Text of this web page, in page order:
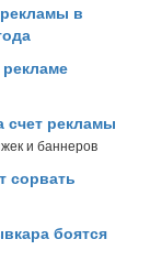
в
счет рекламы
и баннеров
сорвать
боятся